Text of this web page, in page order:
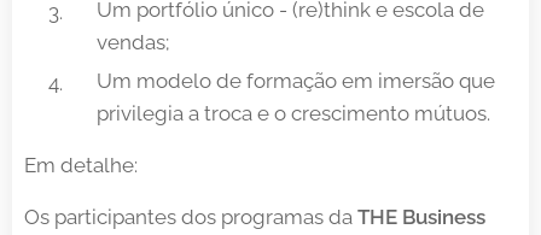
Um portfólio único - (re)think e escola de
vendas;
Um modelo de formação em imersão que
privilegia a troca e o crescimento mútuos.
Em detalhe:
Os participantes dos programas da THE Business